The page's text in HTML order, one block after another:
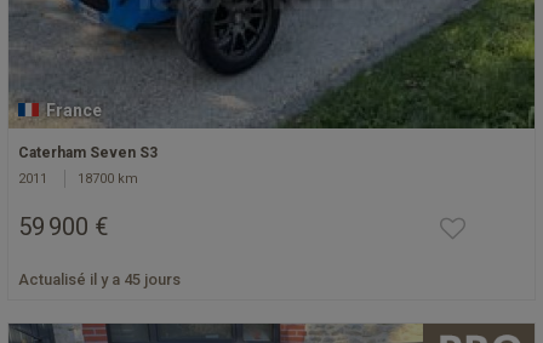
France
Caterham Seven S3
2011 18700 km
59 900 €
Actualisé il y a 45 jours